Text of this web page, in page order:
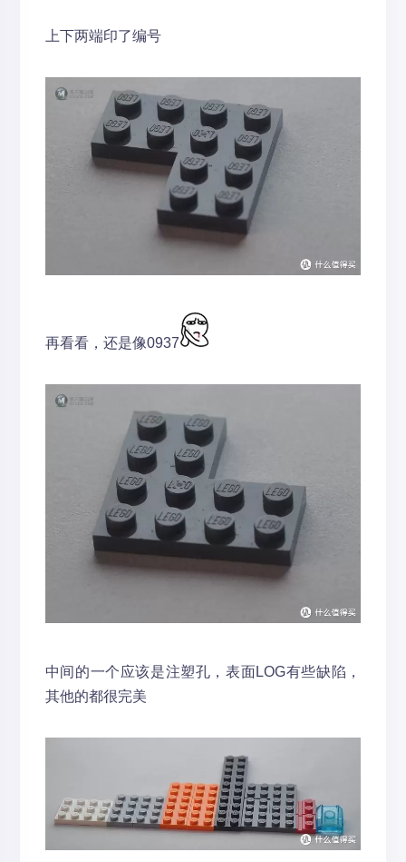
上下两端印了编号
再看看，还是像0937
中间的一个应该是注塑孔，表面LOG有些缺陷，
其他的都很完美